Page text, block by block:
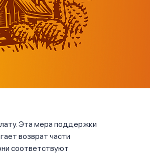
Эта мера поддержки
возврат части
соответствуют